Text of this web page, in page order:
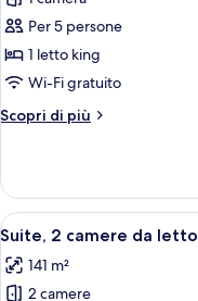
per
Suite
Premier,
camera
Per 5 persone
1 letto king
Wi-Fi gratuito
Scopri di più
Altri
Premier,
camera
letto
Apri
tutte
le
6
Suite, 2 camere da letto
141 m²
2 camere